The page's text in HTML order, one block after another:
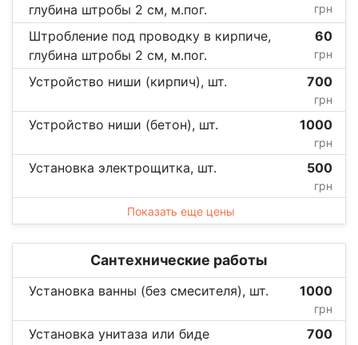
глубина штробы 2 см, м.пог.
грн
Штробление под проводку в кирпиче,
глубина штробы 2 см, м.пог.
60
грн
Устройство ниши (кирпич), шт. 700
грн
Устройство ниши (бетон), шт. 1000
грн
Установка электрощитка, шт. 500
грн
Показать еще цены
Сантехнические работы
Установка ванны (без смесителя), шт. 1000
грн
Установка унитаза или биде
700